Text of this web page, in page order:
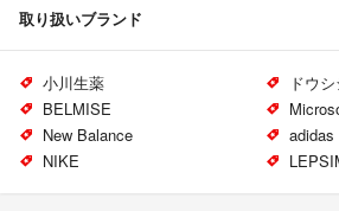
取り扱いブランド
小川生薬
ドウ
BELMISE
New Balance
adidas
NIKE